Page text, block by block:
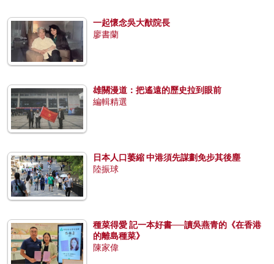
一起懷念吳大猷院長
廖書蘭
雄關漫道：把遙遠的歷史拉到眼前
編輯精選
日本人口萎縮 中港須先謀劃免步其後塵
陸振球
種菜得愛 記一本好書──讀吳燕青的《在香港
的離島種菜》
陳家偉